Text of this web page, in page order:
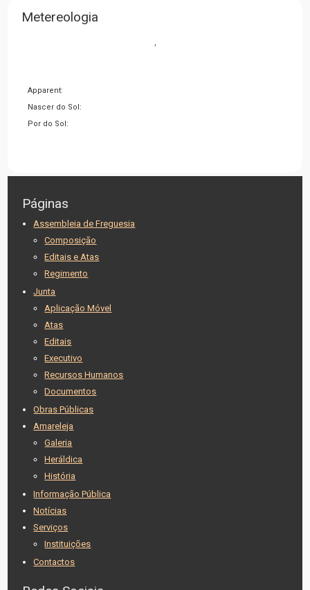
Metereologia
,
Apparent:
Nascer do Sol:
Por do Sol:
Páginas
Assembleia de Freguesia
Composição
Editais e Atas
Regimento
Junta
Aplicação Móvel
Atas
Editais
Executivo
Recursos Humanos
Documentos
Obras Públicas
Amareleja
Galeria
Heráldica
História
Informação Pública
Notícias
Serviços
Instituições
Contactos